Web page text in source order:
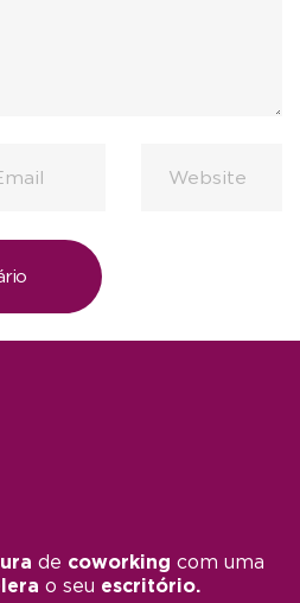
de coworking com uma
o seu escritório.